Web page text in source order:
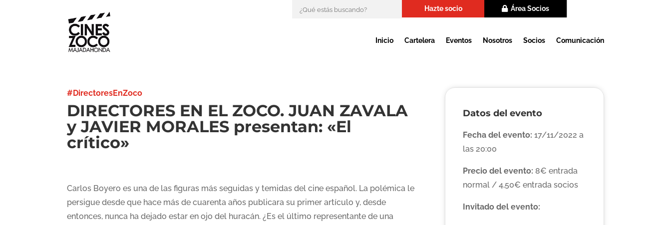
Hazte socio Área Socios
Inicio Cartelera Eventos Nosotros Socios Comunicación
#DirectoresEnZoco
DIRECTORES EN EL ZOCO. JUAN ZAVALA
y JAVIER MORALES presentan: «El
crítico»
Carlos Boyero es una de las figuras más seguidas y temidas del cine español. La polémica le
persigue desde que hace más de cuarenta años publicara su primer artículo y, desde
entonces, nunca ha dejado estar en ojo del huracán. ¿Es el último representante de una
Datos del evento
Fecha del evento: 17/11/2022 a
las 20:00
Precio del evento: 8€ entrada
normal / 4,50€ entrada socios
Invitado del evento: